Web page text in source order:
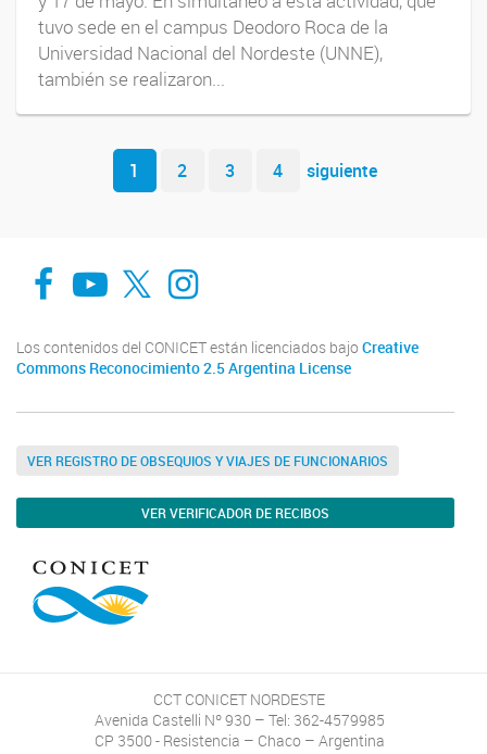
tuvo sede en el campus Deodoro Roca de la
Universidad Nacional del Nordeste (UNNE),
también se realizaron...
Navegador de artículos
1 2 3 4 siguiente
Facebook
You TubeTwitterInstagram
Los contenidos del CONICET están licenciados bajo Creative
Commons Reconocimiento 2.5 Argentina License
VER REGISTRO DE OBSEQUIOS Y VIAJES DE FUNCIONARIOS
VER VERIFICADOR DE RECIBOS
CCT CONICET NORDESTE
Avenida Castelli Nº 930 – Tel: 362-4579985
CP 3500 - Resistencia – Chaco – Argentina